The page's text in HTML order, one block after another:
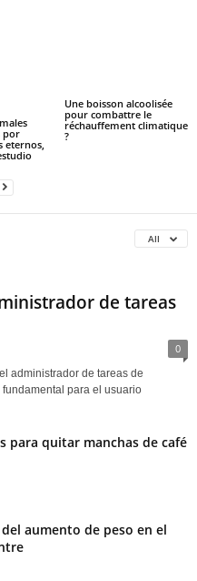
por
eternos,
Une boisson alcoolisée
pour combattre le
réchauffement climatique
?
All
de tareas
0
administrador de tareas de
para el usuario
para quitar manchas de café
aumento de peso en el